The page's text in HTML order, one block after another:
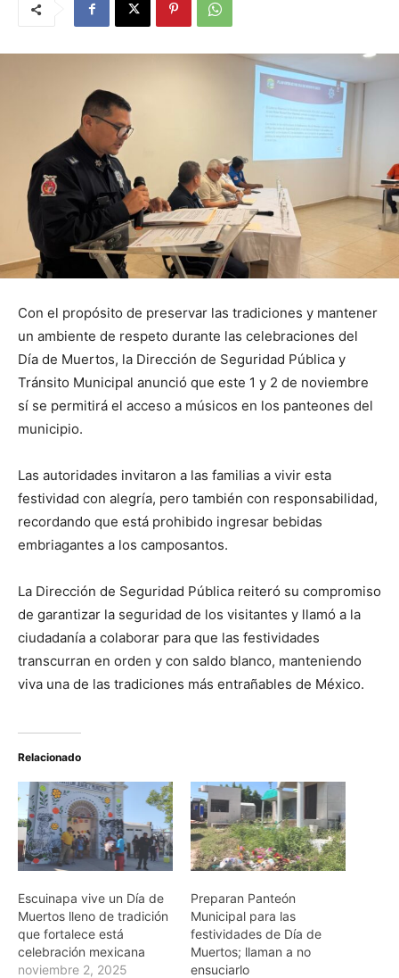
Con el propósito de preservar las tradiciones y mantener
un ambiente de respeto durante las celebraciones del
Día de Muertos, la Dirección de Seguridad Pública y
Tránsito Municipal anunció que este 1 y 2 de noviembre
sí se permitirá el acceso a músicos en los panteones del
municipio.
Las autoridades invitaron a las familias a vivir esta
festividad con alegría, pero también con responsabilidad,
recordando que está prohibido ingresar bebidas
embriagantes a los camposantos.
La Dirección de Seguridad Pública reiteró su compromiso
de garantizar la seguridad de los visitantes y llamó a la
ciudadanía a colaborar para que las festividades
transcurran en orden y con saldo blanco, manteniendo
viva una de las tradiciones más entrañables de México.
Relacionado
Escuinapa vive un Día de
Muertos lleno de tradición
que fortalece está
celebración mexicana
noviembre 2, 2025
Preparan Panteón
Municipal para las
festividades de Día de
Muertos; llaman a no
ensuciarlo